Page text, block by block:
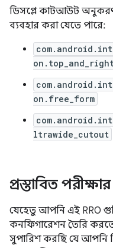
ডিসপ্লে কাটআউট
ব্যবহার করা যেতে পারে:
on.free_form
ltrawide_cutout
প্রস্তাবিত
যেহেতু আপনি এই RRO
কনফিগারেশন তৈরি
সুপারিশ করছি যে আপনি